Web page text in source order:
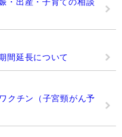
・出産・子育ての相談
間延長について
クチン（子宮頸がん予